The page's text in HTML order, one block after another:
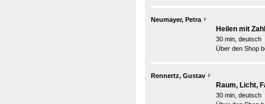
Neumayer, Petra
Heilen mit
30 min, deutsch
Über den Shop
Rennertz, Gustav
Raum, Licht,
30 min, deutsch